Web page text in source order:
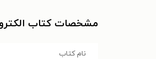
مشخصات کتاب
نام کتاب